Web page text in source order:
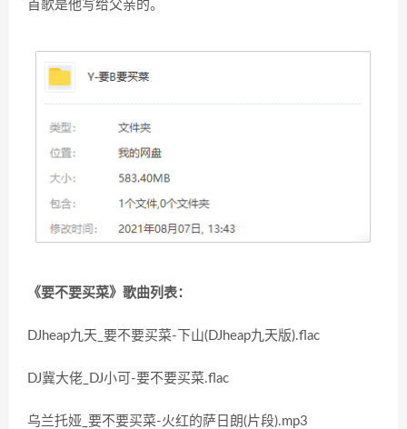
首歌是他写给父亲的。
《要不要买菜》歌曲列表：
DJheap九天_要不要买菜-下山(DJheap九天版).flac
DJ冀大佬_DJ小可-要不要买菜.flac
乌兰托娅_要不要买菜-火红的萨日朗(片段).mp3